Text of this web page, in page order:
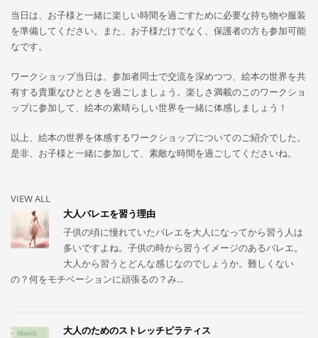
当日は、お子様と一緒に楽しい時間を過ごすために必要な持ち物や服装
を準備してください。また、お子様だけでなく、保護者の方も参加可能
なです。
ワークショップ当日は、参加者同士で交流を深めつつ、絵本の世界を共
有する貴重なひとときを過ごしましょう。楽しさ満載のこのワークショ
ップに参加して、絵本の素晴らしい世界を一緒に体感しましょう！
以上、絵本の世界を体感するワークショップについてのご紹介でした。
是非、お子様と一緒に参加して、素敵な時間を過ごしてくださいね。
VIEW ALL
大人バレエを習う理由
子供の頃に憧れていたバレエを大人になってから習う人は
多いですよね。子供の時から習うイメージのあるバレエ。
大人から習うとどんな感じなのでしょうか。難しくない
の？何をモチベーションに頑張るの？み...
大人のためのストレッチピラティス